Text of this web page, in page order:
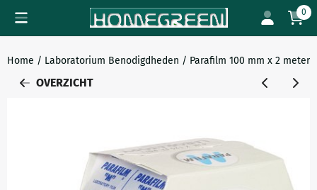
Cookievoorkeuren zijn beschikbaar. Kies instellingen of sta0
Home / Laboratorium Benodigdheden / Parafilm 100 mm x 2 meter
OVERZICHT